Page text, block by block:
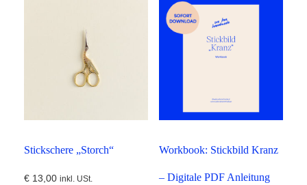
Stickschere „Storch“
€ 13,00 inkl. USt.
Workbook: Stickbild Kranz
– Digitale PDF Anleitung